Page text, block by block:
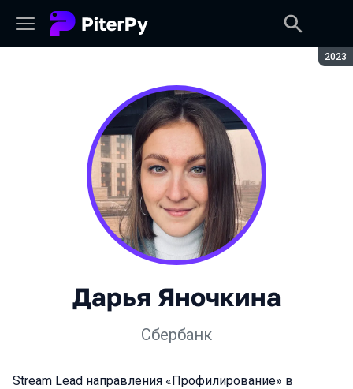
2023
Дарья Яночкина
Сбербанк
Stream Lead направления «Профилирование» в